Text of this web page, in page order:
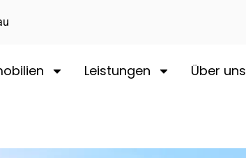
Leistungen Über uns